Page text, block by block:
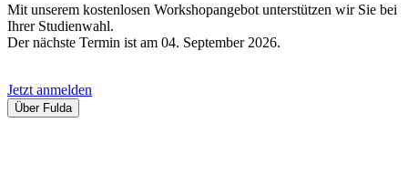
Mit unserem kostenlosen Workshopangebot unterstützen wir Sie bei
Ihrer Studienwahl.
Der nächste Termin ist am 04. September 2026.
Jetzt anmelden
Über Fulda